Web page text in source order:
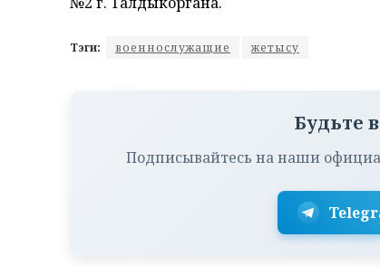
Тэги: военнослужащие жетысу
Будьте
Подписывайтесь на наши